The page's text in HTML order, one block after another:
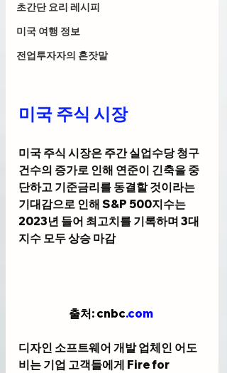
초간단 요리 레시피
미국 여행 정보
전업투자자의 혼잣말
미국 주식 시장
미국 주식 시장은 주간 실업수당 청구
건수의 증가로 인해 연준이 긴축을 중
단하고 기준금리를 동결할 것이라는
기대감으로 인해 S&P 500지수는
2023년 들어 최고치를 기록하며 3대
지수 모두 상승 마감
출처: cnbc.com
디자인 소프트웨어 개발 업체인 어도
비는 기업 고객들에게 Fire for